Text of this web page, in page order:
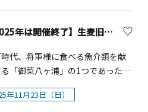
ギリス館 【テーマ国】英国（グ
）【装飾者】いなみ 純子（ケイ
ーデニングスクール横浜教室代
間 るみ子（Studio R 主宰） 山手
館&nbsp;&nbsp;&nbsp;【テー
者と会場一覧】 横浜山手西洋
者（敬称略） 外交官の家 いけば
番館 いけばな松風 家元塚越 応
邸 古流松應会 家
手234番館 一葉式いけ
が盆踊りを楽しんでいます。大
り上がる盆踊り大会に是非お越し
【2025年は開催終了】生麦旧東海道祭りとアナゴ
代、将軍様に食べる魚介類を献
「御菜八ヶ浦」の1つであった生
、大人から子どもまで楽しめる
ベント「生麦旧東海道まつり」
年11月23日（日）